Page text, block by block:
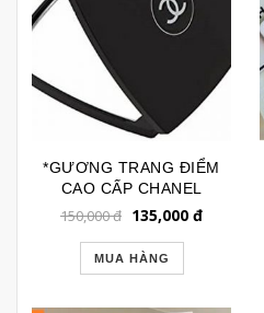
*GƯƠNG TRANG ĐIỂM
CAO CẤP CHANEL
DẠNG GẬP GTD175
150,000đ 135,000 đ
MUA HÀNG